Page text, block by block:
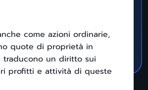
come azioni ordinarie,
quote di proprietà in
traducono un diritto sui
profitti e attività di queste